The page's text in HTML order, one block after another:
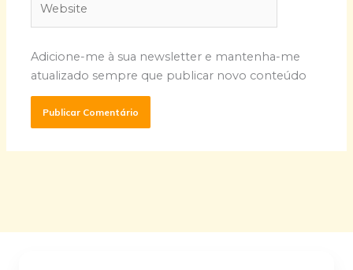
Adicione-me à sua newsletter e mantenha-me
atualizado sempre que publicar novo conteúdo